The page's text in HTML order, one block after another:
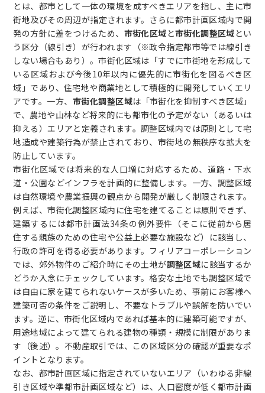
とは、都市として一体の環境を成すべきエリアを指し、主に市
街地及びその周辺が指定されます。さらに都市計画区域内で開
発の方針に差をつけるため、 市街化区域と市街化調整区域とい
う区分（線引き）が行われます（※政令指定都市等では線引き
しない場合もあり）。市街化区域は「すでに市街地を形成して
いる区域および今後10年以内に優先的に市街化を図るべき区
域」であり、住宅地や商業地として積極的に開発していくエリ
アです。一方、 市街化調整区域は「市街化を抑制すべき区域」
で、農地や山林など将来的にも都市化の予定がない（あるいは
抑える）エリアと定義されます。調整区域内では原則として宅
地造成や建築行為が禁止されており、市街地の無秩序な拡大を
防止しています。
市街化区域では将来的な人口増に対応するため、道路・下水
道・公園などインフラを計画的に整備します。一方、調整区域
は自然環境や農業振興の観点から開発が厳しく制限されます。
例えば、市街化調整区域内に住宅を建てることは原則できず、
建築するには都市計画法34条の例外要件（そこに従前から居
住する親族のための住宅や公益上必要な施設など）に該当し、
行政の許可を得る必要があります。フィリアコーポレーション
では、郊外物件のご紹介時にその土地が調整区域に該当するか
どうか入念にチェックしています。格安な土地でも調整区域で
は自由に家を建てられないケースが多いため、事前にお客様へ
建築可否の条件をご説明し、不要なトラブルや誤解を防いでい
ます。逆に、市街化区域内であれば基本的に建築可能ですが、
用途地域によって建てられる建物の種類・規模に制限がありま
す（後述）。不動産取引では、この区域区分の確認が重要なポ
イントとなります。
なお、都市計画区域に指定されていないエリア（いわゆる非線
引き区域や準都市計画区域など）は、人口密度が低く都市計画